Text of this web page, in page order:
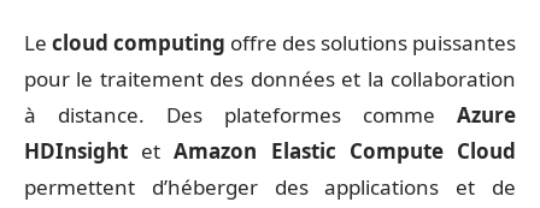
Le cloud computing offre des solutions puissantes
pour le traitement des données et la collaboration
à distance. Des plateformes comme Azure
HDInsight etAmazon Elastic Compute Cloud
permettent d’héberger des applications et de